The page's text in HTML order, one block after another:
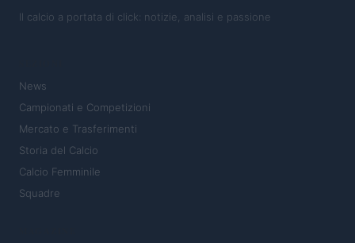
Il calcio a portata di click: notizie, analisi e passione
News
Campionati e Competizioni
Mercato e Trasferimenti
Storia del Calcio
Calcio Femminile
Squadre